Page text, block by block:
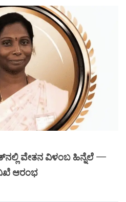
ವೇತನ ವಿಳಂಬ ಹಿನ್ನೆಲೆ —
ಆರಂಭ